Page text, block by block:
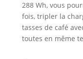
288 Wh, vous
fois, tripler la
tasses de café
toutes en même